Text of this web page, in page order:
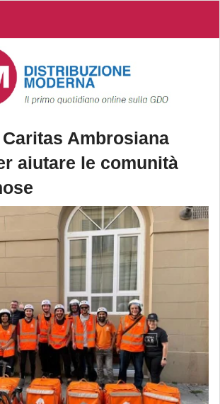
Ambrosiana
aiutare le comunità